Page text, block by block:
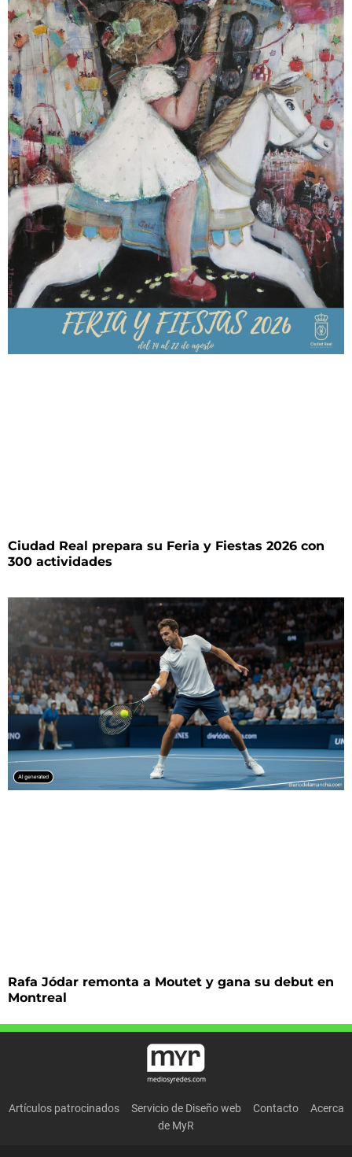
Ciudad Real prepara su Feria y Fiestas 2026 con
300 actividades
Rafa Jódar remonta a Moutet y gana su debut en
Montreal
Artículos patrocinados Servicio de Diseño web Contacto
Acerca
de MyR